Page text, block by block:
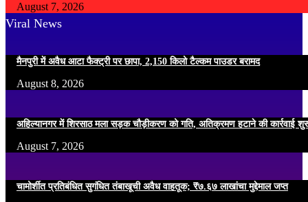
August 7, 2026
Viral News
मैनपुरी में अवैध आटा फैक्ट्री पर छापा, 2,150 किलो टैल्कम पाउडर बरामद
August 8, 2026
अहिल्यानगर में शिरसाठ मला सड़क चौड़ीकरण को गति, अतिक्रमण हटाने की कार्रवाई
August 7, 2026
चामोर्शीत प्रतिबंधित सुगंधित तंबाखूची अवैध वाहतूक; ₹७.६७ लाखांचा मुद्देमाल जप्त